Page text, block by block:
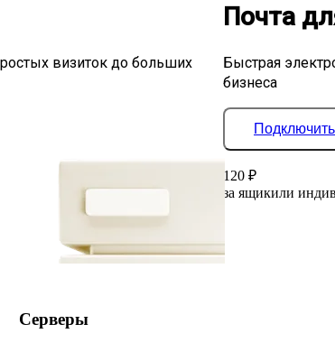
визиток до больших
Почта
Быстрая
бизнеса
120 ₽
за ящикили
Серверы